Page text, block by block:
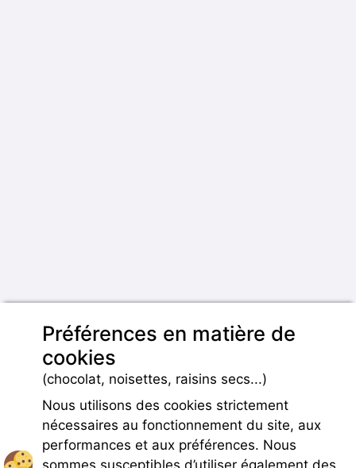
Préférences en matière de
cookies
(chocolat, noisettes, raisins secs...)
Nous utilisons des cookies strictement
nécessaires au fonctionnement du site, aux
performances et aux préférences. Nous
sommes susceptibles d’utiliser également des